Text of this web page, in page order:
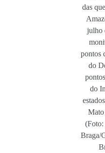
das
julho
pontos
do
do
Mato
(Foto:
Braga/